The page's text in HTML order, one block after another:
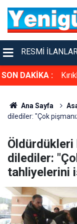
RESMI
SON DAKİKA :
7 Ağustos
Ana Sayfa
dilediler: "Çok
Öldürdükleri
dilediler:
tahliyelerini